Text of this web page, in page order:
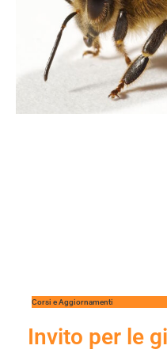
Corsi e Aggiornamenti
Invito per le